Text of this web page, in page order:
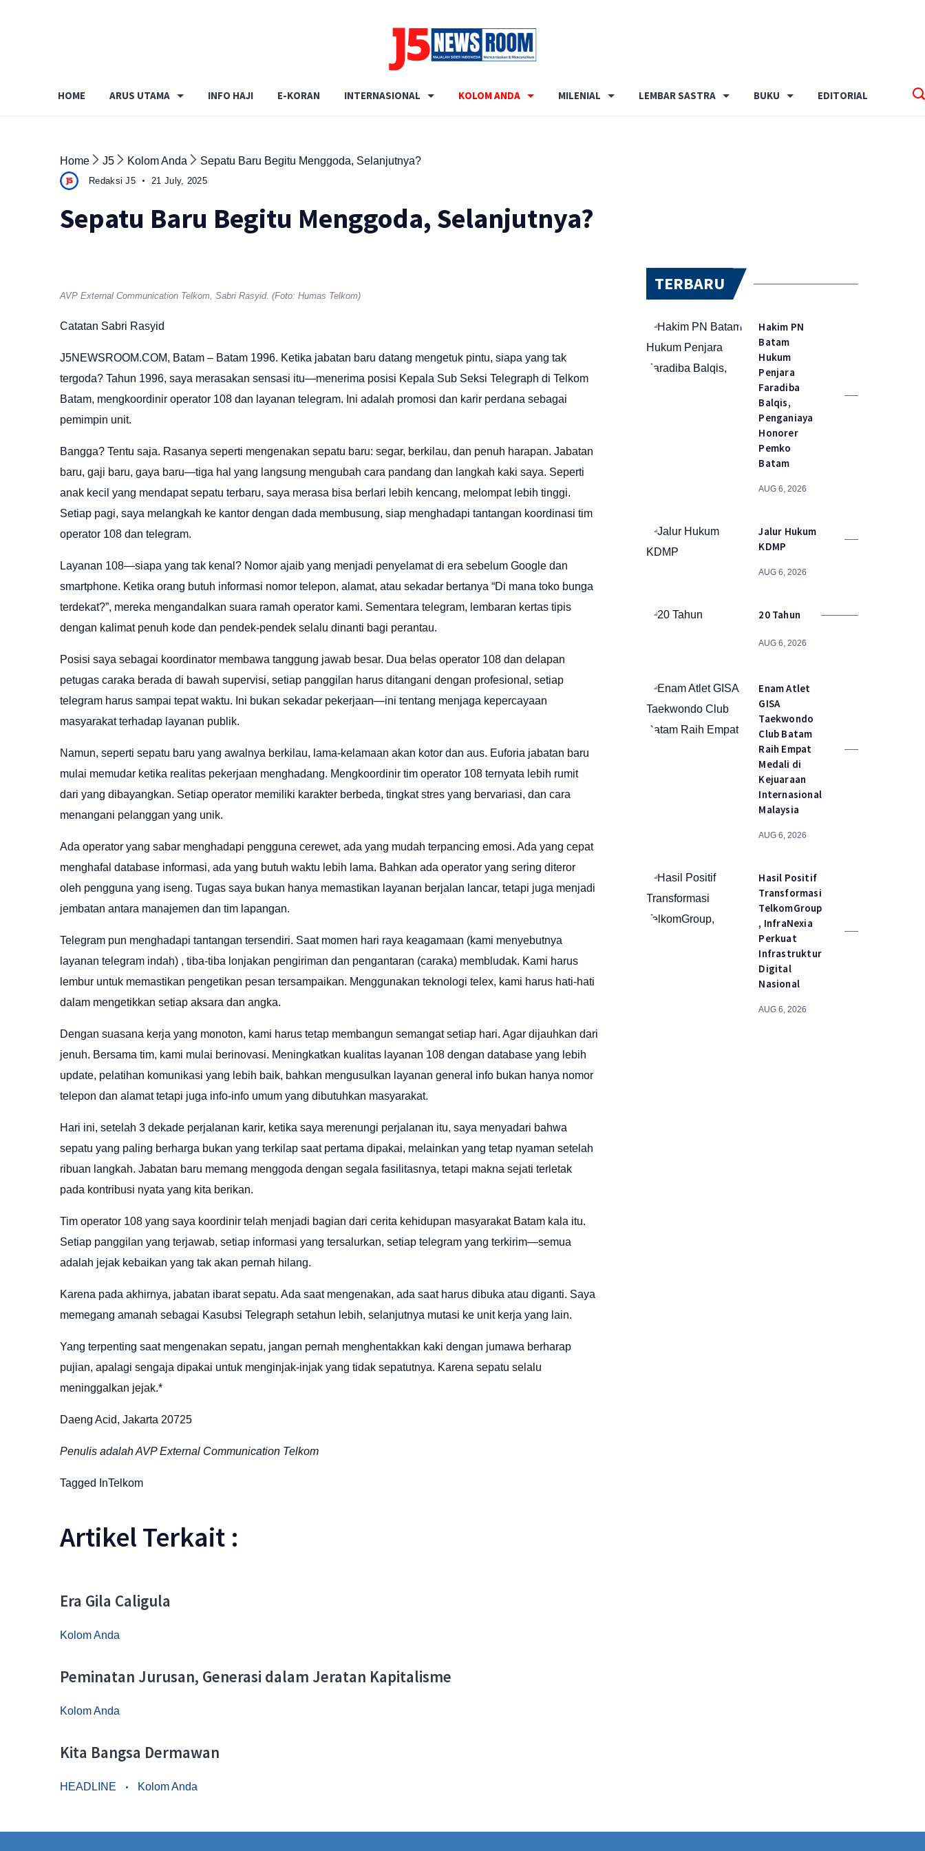
Dewan
HOME ARUS UTAMA INFO HAJI E-KORAN INTERNASIONAL KOLOM ANDA MILENIAL LEMBAR SASTRA BUKU EDITORIAL
Home J5 Kolom Anda Sepatu Baru Begitu Menggoda, Selanjutnya?
Redaksi J5 21 July, 2025
Sepatu Baru Begitu Menggoda, Selanjutnya?
AVP External Communication Telkom, Sabri Rasyid. (Foto: Humas Telkom)
Catatan Sabri Rasyid
J5NEWSROOM.COM, Batam – Batam 1996. Ketika jabatan baru datang mengetuk pintu, siapa yang tak
tergoda? Tahun 1996, saya merasakan sensasi itu—menerima posisi Kepala Sub Seksi Telegraph di Telkom
Batam, mengkoordinir operator 108 dan layanan telegram. Ini adalah promosi dan karir perdana sebagai
pemimpin unit.
Bangga? Tentu saja. Rasanya seperti mengenakan sepatu baru: segar, berkilau, dan penuh harapan. Jabatan
baru, gaji baru, gaya baru—tiga hal yang langsung mengubah cara pandang dan langkah kaki saya. Seperti
anak kecil yang mendapat sepatu terbaru, saya merasa bisa berlari lebih kencang, melompat lebih tinggi.
Setiap pagi, saya melangkah ke kantor dengan dada membusung, siap menghadapi tantangan koordinasi tim
operator 108 dan telegram.
Layanan 108—siapa yang tak kenal? Nomor ajaib yang menjadi penyelamat di era sebelum Google dan
smartphone. Ketika orang butuh informasi nomor telepon, alamat, atau sekadar bertanya “Di mana toko bunga
terdekat?”, mereka mengandalkan suara ramah operator kami. Sementara telegram, lembaran kertas tipis
dengan kalimat penuh kode dan pendek-pendek selalu dinanti bagi perantau.
Posisi saya sebagai koordinator membawa tanggung jawab besar. Dua belas operator 108 dan delapan
petugas caraka berada di bawah supervisi, setiap panggilan harus ditangani dengan profesional, setiap
telegram harus sampai tepat waktu. Ini bukan sekadar pekerjaan—ini tentang menjaga kepercayaan
masyarakat terhadap layanan publik.
Namun, seperti sepatu baru yang awalnya berkilau, lama-kelamaan akan kotor dan aus. Euforia jabatan baru
mulai memudar ketika realitas pekerjaan menghadang. Mengkoordinir tim operator 108 ternyata lebih rumit
dari yang dibayangkan. Setiap operator memiliki karakter berbeda, tingkat stres yang bervariasi, dan cara
menangani pelanggan yang unik.
Ada operator yang sabar menghadapi pengguna cerewet, ada yang mudah terpancing emosi. Ada yang cepat
menghafal database informasi, ada yang butuh waktu lebih lama. Bahkan ada operator yang sering diteror
oleh pengguna yang iseng. Tugas saya bukan hanya memastikan layanan berjalan lancar, tetapi juga menjadi
jembatan antara manajemen dan tim lapangan.
Telegram pun menghadapi tantangan tersendiri. Saat momen hari raya keagamaan (kami menyebutnya
layanan telegram indah) , tiba-tiba lonjakan pengiriman dan pengantaran (caraka) membludak. Kami harus
lembur untuk memastikan pengetikan pesan tersampaikan. Menggunakan teknologi telex, kami harus hati-hati
dalam mengetikkan setiap aksara dan angka.
Dengan suasana kerja yang monoton, kami harus tetap membangun semangat setiap hari. Agar dijauhkan dari
jenuh. Bersama tim, kami mulai berinovasi. Meningkatkan kualitas layanan 108 dengan database yang lebih
update, pelatihan komunikasi yang lebih baik, bahkan mengusulkan layanan general info bukan hanya nomor
telepon dan alamat tetapi juga info-info umum yang dibutuhkan masyarakat.
Hari ini, setelah 3 dekade perjalanan karir, ketika saya merenungi perjalanan itu, saya menyadari bahwa
sepatu yang paling berharga bukan yang terkilap saat pertama dipakai, melainkan yang tetap nyaman setelah
ribuan langkah. Jabatan baru memang menggoda dengan segala fasilitasnya, tetapi makna sejati terletak
pada kontribusi nyata yang kita berikan.
Tim operator 108 yang saya koordinir telah menjadi bagian dari cerita kehidupan masyarakat Batam kala itu.
Setiap panggilan yang terjawab, setiap informasi yang tersalurkan, setiap telegram yang terkirim—semua
adalah jejak kebaikan yang tak akan pernah hilang.
Karena pada akhirnya, jabatan ibarat sepatu. Ada saat mengenakan, ada saat harus dibuka atau diganti. Saya
memegang amanah sebagai Kasubsi Telegraph setahun lebih, selanjutnya mutasi ke unit kerja yang lain.
Yang terpenting saat mengenakan sepatu, jangan pernah menghentakkan kaki dengan jumawa berharap
pujian, apalagi sengaja dipakai untuk menginjak-injak yang tidak sepatutnya. Karena sepatu selalu
meninggalkan jejak.*
Daeng Acid, Jakarta 20725
Penulis adalah AVP External Communication Telkom
Tagged InTelkom
Artikel Terkait :
Era Gila Caligula
Kolom Anda
Peminatan Jurusan, Generasi dalam Jeratan Kapitalisme
Kolom Anda
Kita Bangsa Dermawan
HEADLINE Kolom Anda
TERBARU
Hakim PN
Batam
Hukum
Penjara
Faradiba
Balqis,
Penganiaya
Honorer
Pemko
Batam
AUG 6, 2026
Jalur Hukum
KDMP
AUG 6, 2026
20 Tahun
AUG 6, 2026
Enam Atlet
GISA
Taekwondo
Club Batam
Raih Empat
Medali di
Kejuaraan
Internasional
Malaysia
AUG 6, 2026
Hasil Positif
Transformasi
TelkomGroup
, InfraNexia
Perkuat
Infrastruktur
Digital
Nasional
AUG 6, 2026